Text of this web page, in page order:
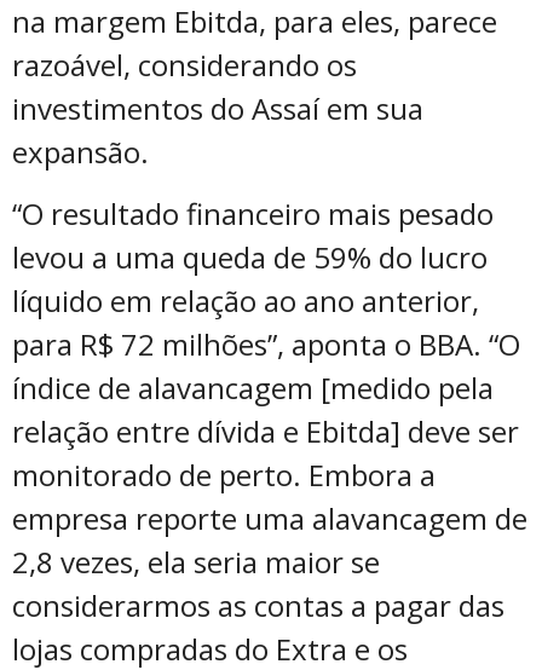
na margem Ebitda, para eles, parece
razoável, considerando os
investimentos do Assaí em sua
expansão.
“O resultado financeiro mais pesado
levou a uma queda de 59% do lucro
líquido em relação ao ano anterior,
para R$ 72 milhões”, aponta o BBA. “O
índice de alavancagem [medido pela
relação entre dívida e Ebitda] deve ser
monitorado de perto. Embora a
empresa reporte uma alavancagem de
2,8 vezes, ela seria maior se
considerarmos as contas a pagar das
lojas compradas do Extra e os